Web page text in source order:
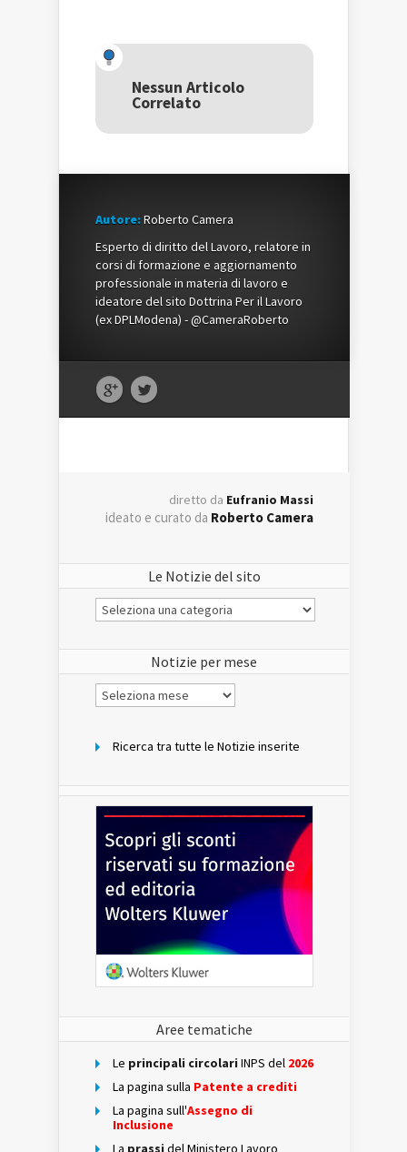
una
nuova
finestra)
nuova
finestra)
una
nuova
Nessun Articolo
Correlato
Autore:Roberto Camera
Esperto di diritto del Lavoro, relatore in
corsi di formazione e aggiornamento
professionale in materia di lavoro e
ideatore del sito Dottrina Per il Lavoro
(ex DPLModena) - @CameraRoberto
diretto da Eufranio Massi
ideato e curato da Roberto Camera
Le Notizie del sito
Le
Notizie
Notizie per mese
Notizie
per
Ricerca tra tutte le Notizie inserite
Aree tematiche
Le principali circolari INPS del 2026
La pagina sulla Patente a crediti
La pagina sull'Assegno di
Inclusione
La prassi del Ministero Lavoro